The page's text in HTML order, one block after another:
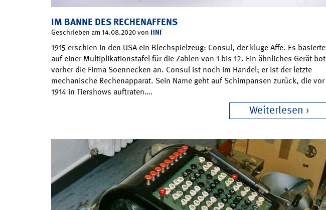
IM BANNE DES RECHENAFFENS
Geschrieben am 14.08.2020 von HNF
1915 erschien in den USA ein Blechspielzeug: Consul, der kluge Affe. Es basierte
auf einer Multiplikationstafel für die Zahlen von 1 bis 12. Ein ähnliches Gerät bot
vorher die Firma Soennecken an. Consul ist noch im Handel; er ist der letzte
mechanische Rechenapparat. Sein Name geht auf Schimpansen zurück, die vor
1914 in Tiershows auftraten….
Weiterlesen